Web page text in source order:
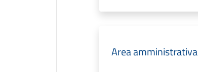
Area amministrativa